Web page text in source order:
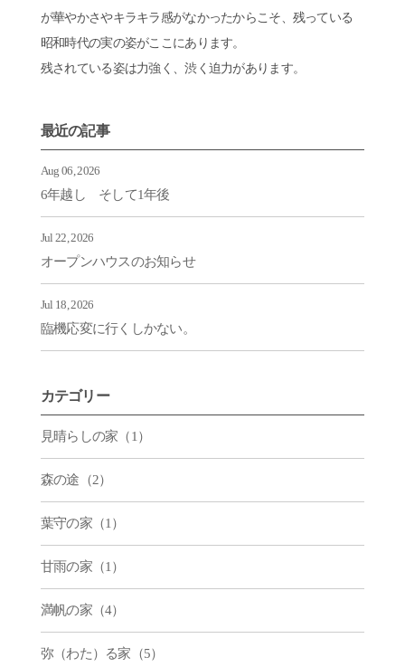
が華やかさやキラキラ感がなかったからこそ、残っている
昭和時代の実の姿がここにあります。
残されている姿は力強く、渋く迫力があります。
最近の記事
Aug 06, 2026
6年越し そして1年後
Jul 22, 2026
オープンハウスのお知らせ
Jul 18, 2026
臨機応変に行くしかない。
カテゴリー
見晴らしの家（1）
森の途（2）
葉守の家（1）
甘雨の家（1）
満帆の家（4）
弥（わた）る家（5）